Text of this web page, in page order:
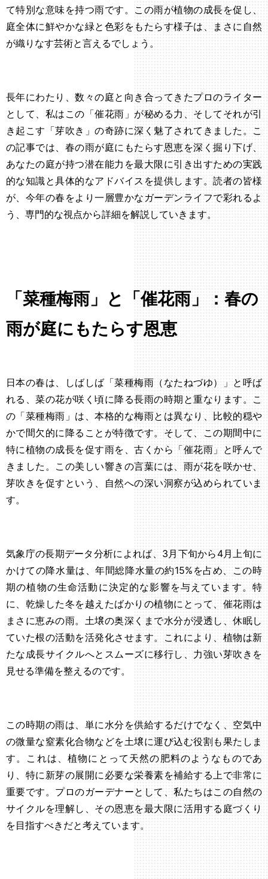
て特別な意味を持つ雨です。この雨が植物の成長を促し、
庭全体に鮮やかな緑と色彩をもたらす様子は、まさに自然
が織りなす芸術と言えるでしょう。
長年にわたり、数々の庭と向き合ってきたプロのライター
として、私はこの「催花雨」が秘める力、そしてそれが引
き起こす「芽吹き」の奇跡に深く魅了されてきました。こ
の記事では、春の雨が庭にもたらす恩恵を深く掘り下げ、
あなたの庭が持つ潜在能力を最大限に引き出すための実践
的な知識と具体的なアドバイスを提供します。読者の皆様
が、今年の春をより一層豊かなガーデンライフで彩れるよ
う、専門的な視点から詳細を解説していきます。
「菜種梅雨」と「催花雨」：春の
雨が庭にもたらす恩恵
日本の春は、しばしば「菜種梅雨（なたねづゆ）」と呼ば
れる、菜の花が咲く頃に降る長雨の時期と重なります。こ
の「菜種梅雨」は、本格的な梅雨とは異なり、比較的穏や
かで間欠的に降ることが特徴です。そして、この期間中に
特に植物の成長を促す雨を、古くから「催花雨」と呼んで
きました。この美しい響きの言葉には、雨が花を咲かせ、
芽吹きを促すという、自然への深い洞察が込められていま
す。
気象庁の長期データ分析によれば、3月下旬から4月上旬に
かけての降水量は、年間総降水量の約15%を占め、この時
期の植物の生命活動に決定的な影響を与えています。特
に、乾燥した冬を越えたばかりの植物にとって、催花雨は
まさに恵みの雨。土壌の奥深くまで水分が浸透し、休眠し
ていた根の活動を活発化させます。これにより、植物は新
たな成長サイクルへとスムーズに移行し、力強い芽吹きを
見せる準備を整えるのです。
この時期の雨は、単に水分を供給するだけでなく、空気中
の微量な窒素化合物などを土壌に運び込む役割も果たしま
す。これは、植物にとって天然の肥料のようなものであ
り、特に新芽の展開に必要な栄養素を補給する上で非常に
重要です。プロのガーデナーとして、私たちはこの自然の
サイクルを理解し、その恩恵を最大限に活用する庭づくり
を目指すべきだと考えています。